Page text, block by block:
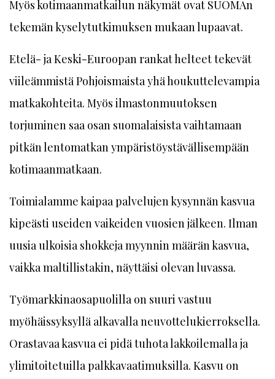
Myös kotimaanmatkailun näkymät ovat SUOMAn
tekemän kyselytutkimuksen mukaan lupaavat.
Etelä- ja Keski-Euroopan rankat helteet tekevät
viileämmistä Pohjoismaista yhä houkuttelevampia
matkakohteita. Myös ilmastonmuutoksen
torjuminen saa osan suomalaisista vaihtamaan
pitkän lentomatkan ympäristöystävällisempään
kotimaanmatkaan.
Toimialamme kaipaa palvelujen kysynnän kasvua
kipeästi useiden vaikeiden vuosien jälkeen. Ilman
uusia ulkoisia shokkeja myynnin määrän kasvua,
vaikka maltillistakin, näyttäisi olevan luvassa.
Työmarkkinaosapuolilla on suuri vastuu
myöhäissyksyllä alkavalla neuvottelukierroksella.
Orastavaa kasvua ei pidä tuhota lakkoilemalla ja
ylimitoitetuilla palkkavaatimuksilla. Kasvu on